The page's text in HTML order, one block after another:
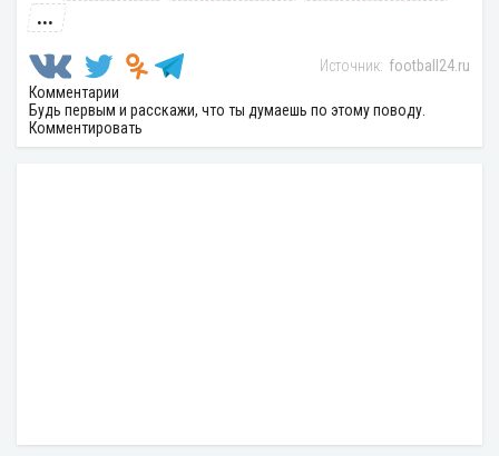
...
football24.ru
Комментарии
Будь первым и расскажи, что ты думаешь по этому поводу.
Комментировать